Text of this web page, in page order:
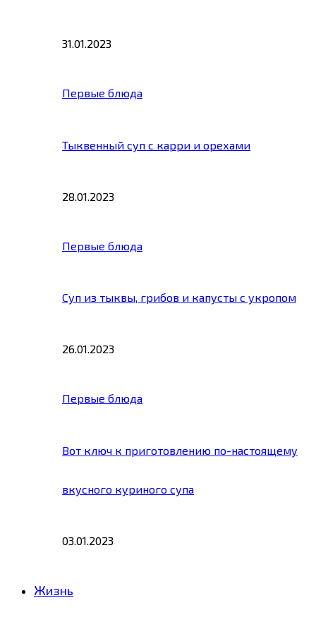
31.01.2023
Первые блюда
Тыквенный суп с карри и орехами
28.01.2023
Первые блюда
Суп из тыквы, грибов и капусты с укропом
26.01.2023
Первые блюда
Вот ключ к приготовлению по-настоящему
вкусного куриного супа
03.01.2023
Жизнь